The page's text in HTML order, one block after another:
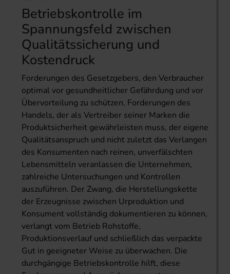
Betriebskontrolle im
Spannungsfeld zwischen
Qualitätssicherung und
Kostendruck
Forderungen des Gesetzgebers, den Verbraucher
optimal vor gesundheitlicher Gefährdung und vor
Übervorteilung zu schützen, Forderungen des
Handels, der als Vertreiber seiner Marken die
Produktsicherheit gewährleisten muss, der eigene
Qualitätsanspruch und nicht zuletzt das Verlangen
des Konsumenten nach reinen, unverfälschten
Lebensmitteln veranlassen die Unternehmen,
zahlreiche Untersuchungen und Kontrollen
auszuführen. Der Zwang, die Herstellungskette
der Erzeugnisse zwischen Urproduktion und
Konsument vollständig dokumentieren zu können,
verlangt vom Betrieb Rohstoffe,
Produktionsverlauf und schließlich das verpackte
Gut in geeigneter Weise zu überwachen. Die
durchgängige Betriebskontrolle hilft, diese